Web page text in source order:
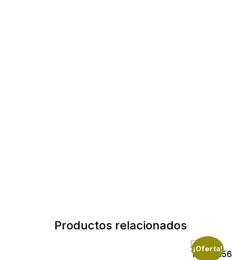
Productos relacionados
¡Oferta!